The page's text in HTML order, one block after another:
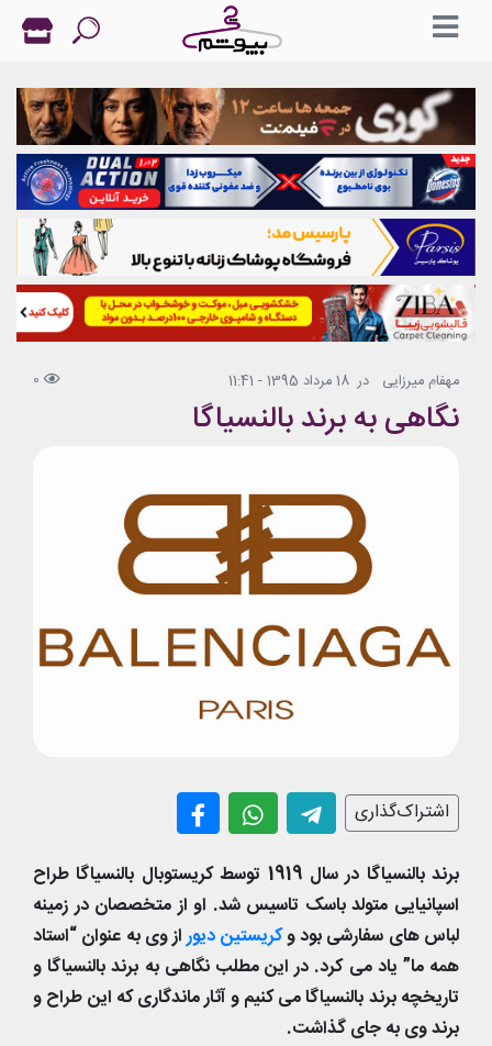
مهفام میرزایی در 18 مرداد 1395 - 11:41 0
نگاهی به برند بالنسیاگا
اشتراک‌گذاری
برند بالنسیاگا در سال 1919 توسط کریستوبال بالنسیاگا طراح
اسپانیایی متولد باسک تاسیس شد. او از متخصصان در زمینه
لباس های سفارشی بود وکریستین دیوراز وی به عنوان “استاد
همه ما” یاد می کرد. در این مطلب نگاهی به برند بالنسیاگا و
تاریخچه برند بالنسیاگا می کنیم و آثار ماندگاری که این طراح و
برند وی به جای گذاشت.